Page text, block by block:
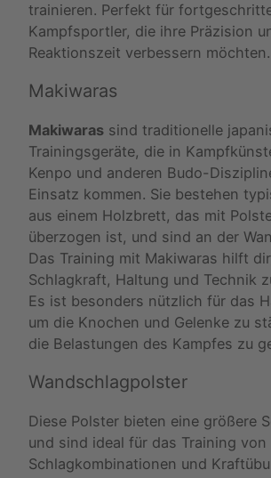
trainieren. Perfekt für
Kampfsportler, die ihre Präzision
Reaktionszeit verbessern möchten.
Makiwaras
Makiwaras sind traditionelle
Trainingsgeräte, die in
Kenpo und anderen Budo-
Einsatz kommen. Sie bestehen
aus einem Holzbrett, das mit
überzogen ist, und sind an der
Das Training mit Makiwaras hilft
Schlagkraft, Haltung und Technik
Es ist besonders nützlich für das
um die Knochen und Gelenke zu
die Belastungen des Kampfes zu
Wandschlagpolster
Diese Polster bieten eine größere
und sind ideal für das Training von
Schlagkombinationen und